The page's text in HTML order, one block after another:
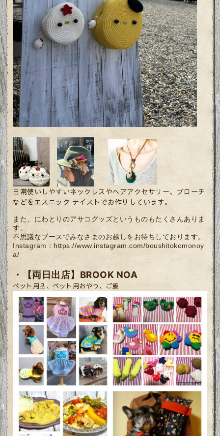
日常使いしやすいネックレスやヘアアクセサリー、ブローチ
などをエスニック テイストでお作りしています。
また、にわとりのアサコグッズというものもたくさんありま
す。
不思議なブースでみなさまのお越しをお待ちしております。
Instagram： https://www.instagram.com/boushitokomonoy
a/
・【両日出店】 BROOK NOA
ペット用品、ペット用おやつ、ご飯